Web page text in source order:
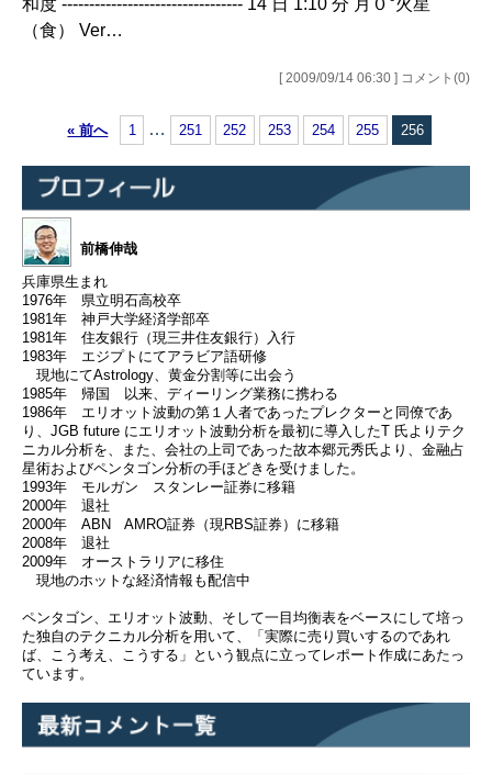
和度 --------------------------------- 14 日 1:10 分 月０°火星
（食） Ver…
[ 2009/09/14 06:30 ] コメント(0)
« 前へ 1 … 251 252 253 254 255 256
前橋伸哉
兵庫県生まれ
1976年 県立明石高校卒
1981年 神戸大学経済学部卒
1981年 住友銀行（現三井住友銀行）入行
1983年 エジプトにてアラビア語研修
現地にてAstrology、黄金分割等に出会う
1985年 帰国 以来、ディーリング業務に携わる
1986年 エリオット波動の第１人者であったプレクターと同僚であ
り、JGB future にエリオット波動分析を最初に導入したT 氏よりテク
ニカル分析を、また、会社の上司であった故本郷元秀氏より、金融占
星術およびペンタゴン分析の手ほどきを受けました。
1993年 モルガン スタンレー証券に移籍
2000年 退社
2000年 ABN AMRO証券（現RBS証券）に移籍
2008年 退社
2009年 オーストラリアに移住
現地のホットな経済情報も配信中
ペンタゴン、エリオット波動、そして一目均衡表をベースにして培っ
た独自のテクニカル分析を用いて、「実際に売り買いするのであれ
ば、こう考え、こうする」という観点に立ってレポート作成にあたっ
ています。